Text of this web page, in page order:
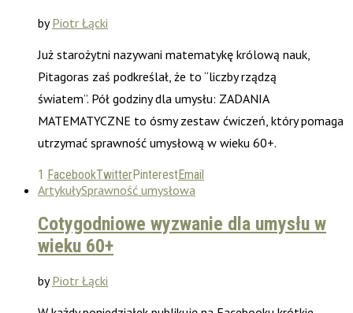
byPiotr Łącki
Już starożytni nazywani matematykę królową nauk,
Pitagoras zaś podkreślał, że to “liczby rządzą
światem”. Pół godziny dla umysłu: ZADANIA
MATEMATYCZNE to ósmy zestaw ćwiczeń, który pomaga
utrzymać sprawność umysłową w wieku 60+.
1 FacebookTwitterPinterestEmail
ArtykułySprawność umysłowa
Cotygodniowe wyzwanie dla umysłu w
wieku 60+
byPiotr Łącki